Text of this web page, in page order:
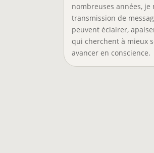
nombreuses années, je
transmission de
peuvent éclairer,
qui cherchent à mieux
avancer en conscience.